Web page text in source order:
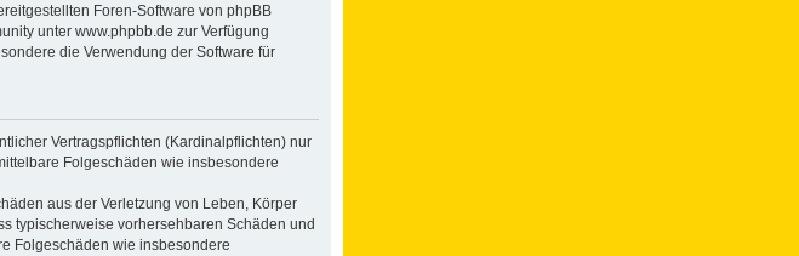
Foren-Software von phpBB
unter www.phpbb.de zur Verfügung
die Verwendung der Software für
Vertragspflichten (Kardinalpflichten) nur
Folgeschäden wie insbesondere
aus der Verletzung von Leben, Körper
typischerweise vorhersehbaren Schäden und
Folgeschäden wie insbesondere